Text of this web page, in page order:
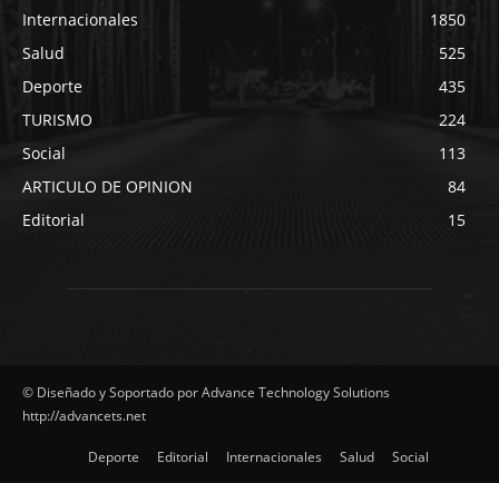
Internacionales
1850
Salud
525
Deporte
435
TURISMO
224
Social
113
ARTICULO DE OPINION
84
Editorial
15
© Diseñado y Soportado por Advance Technology Solutions
http://advancets.net
Deporte Editorial Internacionales Salud Social